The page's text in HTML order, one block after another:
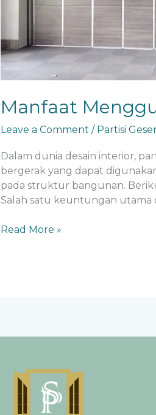
Manfaat
Leave a Comment / Partisi
Dalam dunia desain interior,
bergerak yang dapat
pada struktur bangunan.
Salah satu keuntungan utama
Read More »